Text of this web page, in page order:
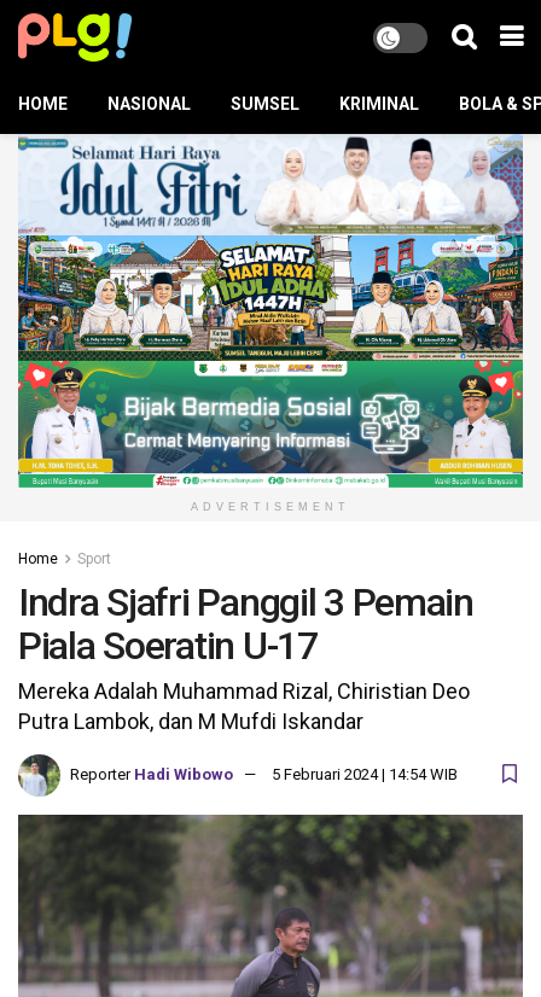
HOME NASIONAL SUMSEL KRIMINAL BOLA &
ADVERTISEMENT
Home Sport
Indra Sjafri Panggil 3 Pemain
Piala Soeratin U-17
Mereka Adalah Muhammad Rizal, Chiristian Deo
Putra Lambok, dan M Mufdi Iskandar
Reporter Hadi Wibowo 5 Februari 2024 | 14:54 WIB